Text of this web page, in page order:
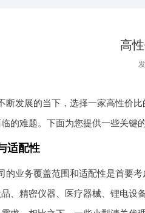
高
断发展的当下，选择一家高性价
的难题。下面为您提供一些关键
适配性
的业务覆盖范围和适配性是首要
、精密仪器、医疗器械、锂电设